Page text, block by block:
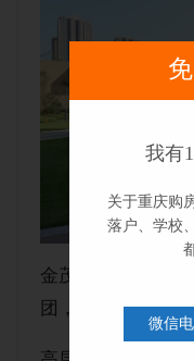
金茂国际生态新城
团，4个别墅组团
我有
关于重庆购
落户、学校
微信